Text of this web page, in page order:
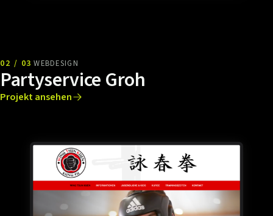
02 / 03 WEBDESIGN
Partyservice Groh
Projekt ansehen